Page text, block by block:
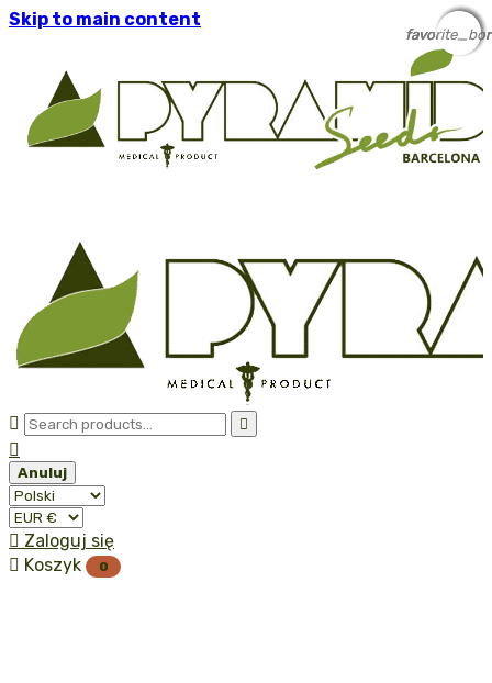
Skip to main content
 

Anuluj
 Zaloguj się
 Koszyk 0